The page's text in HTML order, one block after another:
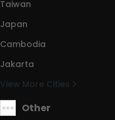
Taiwan
Japan
Cambodia
Jakarta
View More Cities
Other